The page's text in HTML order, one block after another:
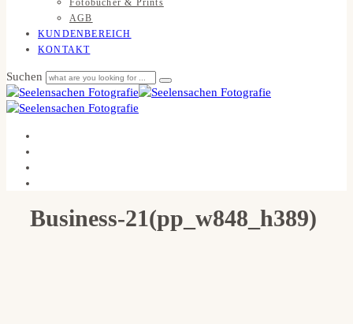
Fotobücher & Prints
AGB
KUNDENBEREICH
KONTAKT
Suchen
Business-21(pp_w848_h389)